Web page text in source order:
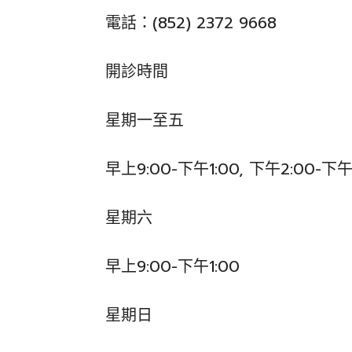
電話：(852) 2372 9668
開診時間
星期一至五
早上9:00-下午1:00, 下午2:00-下
星期六
早上9:00-下午1:00
星期日